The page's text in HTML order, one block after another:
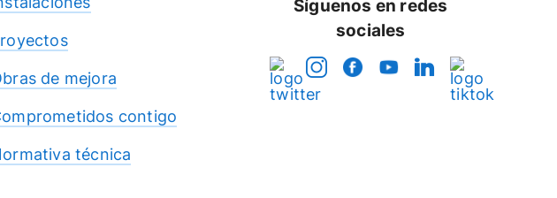
de mejora
contigo
técnica
Síguenos en redes
sociales